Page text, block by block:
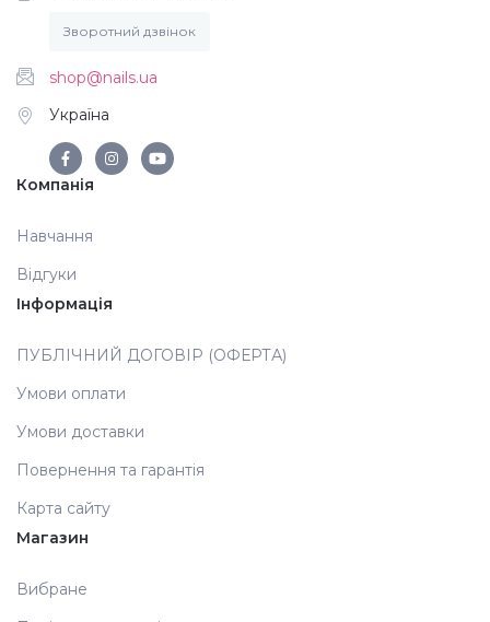
Фарби для розпису
Фольга для лиття (ефект кракелюра)
Аксесуари
Зворотний дзвінок
shop@nails.ua
Україна
Компанія
Навчання
Відгуки
Інформація
ПУБЛІЧНИЙ ДОГОВІР (ОФЕРТА)
Умови оплати
Умови доставки
Повернення та гарантія
Карта сайту
Магазин
Вибране